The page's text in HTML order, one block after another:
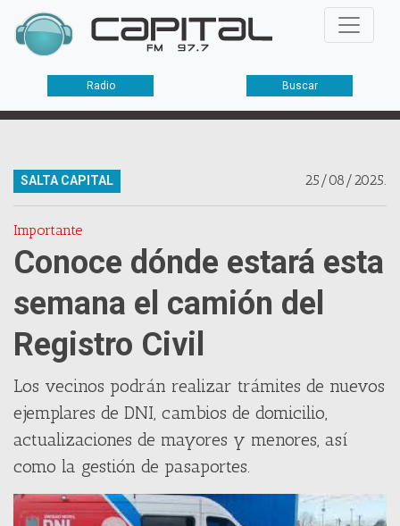
Radio Buscar
25/08/2025.
SALTA CAPITAL
Importante
Conoce dónde estará esta
semana el camión del
Registro Civil
Los vecinos podrán realizar trámites de nuevos
ejemplares de DNI, cambios de domicilio,
actualizaciones de mayores y menores, así
como la gestión de pasaportes.